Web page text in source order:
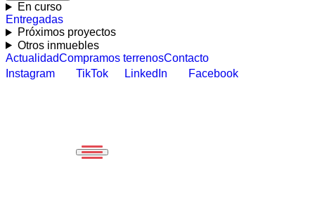
En curso
Entregadas
Próximos proyectos
Otros inmuebles
ActualidadCompramos terrenosContacto
Instagram
TikTok LinkedIn Facebook